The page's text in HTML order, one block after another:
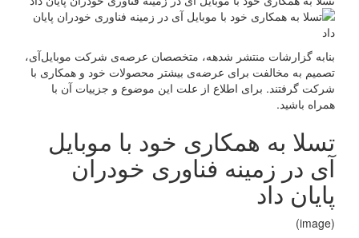
بنابه گزارشات منتشر شدهه، متخصصان عرصه‌ی شرکت موبایل‌آی،
تصمیم به مخالفت برای عرضه‌ی بیشتر محصولات خود و همکاری با
شرکت گرفتند. برای اطلاع از علت این موضوع و جزییات آن با
همراه باشید.
تسلا به همکاری خود با موبایل
آی در زمینه فناوری خودران
پایان داد
(image)